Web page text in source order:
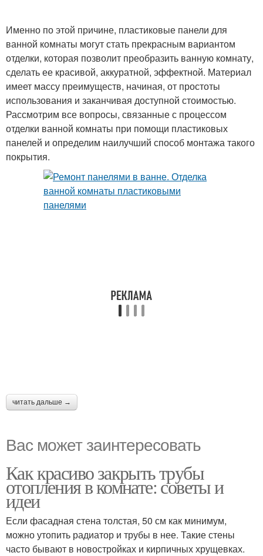
Именно по этой причине, пластиковые панели для
ванной комнаты могут стать прекрасным вариантом
отделки, которая позволит преобразить ванную комнату,
сделать ее красивой, аккуратной, эффектной. Материал
имеет массу преимуществ, начиная, от простоты
использования и заканчивая доступной стоимостью.
Рассмотрим все вопросы, связанные с процессом
отделки ванной комнаты при помощи пластиковых
панелей и определим наилучший способ монтажа такого
покрытия.
читать дальше →
Вас может заинтересовать
Как красиво закрыть трубы
отопления в комнате: советы и
идеи
Если фасадная стена толстая, 50 см как минимум,
можно утопить радиатор и трубы в нее. Такие стены
часто бывают в новостройках и кирпичных хрущевках.